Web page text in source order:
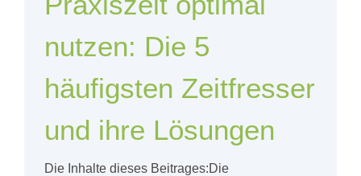
nutzen: Die 5
häufigsten Zeitfresser
und ihre Lösungen
Die Inhalte dieses Beitrages:Die